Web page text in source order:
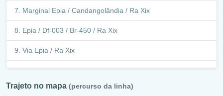
Marginal Epia / Candangolândia / Ra Xix
Epia / Df-003 / Br-450 / Ra Xix
Via Epia / Ra Xix
Epia / Df-003 / Br-450 / Ra Xix
Epia / Df-003 / Br-450 / Ra I
Trajeto no mapa (percurso da linha)